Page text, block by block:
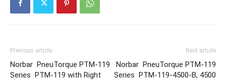
Previous article
Norbar PneuTorque PTM-119
Series PTM-119 with Right
Next article
Norbar PneuTorque PTM-119
Series PTM-119-4500-B, 4500